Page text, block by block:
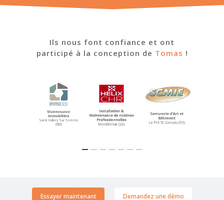
Ils nous font confiance et ont
participé à la conception de Tomas !
Essayer maintenant
Demandez une démo